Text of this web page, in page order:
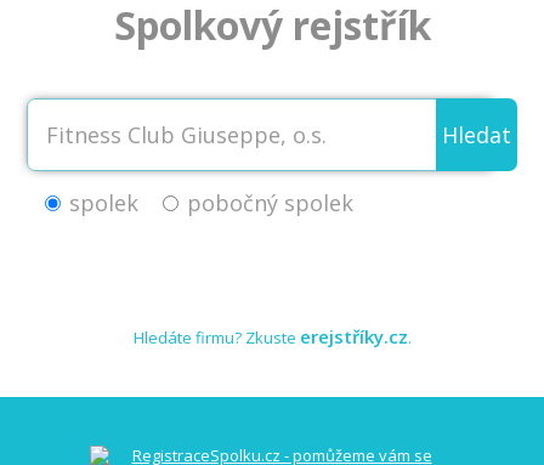
Spolkový rejstřík
Hledat
spolek pobočný spolek
Hledáte firmu? Zkuste erejstříky.cz.